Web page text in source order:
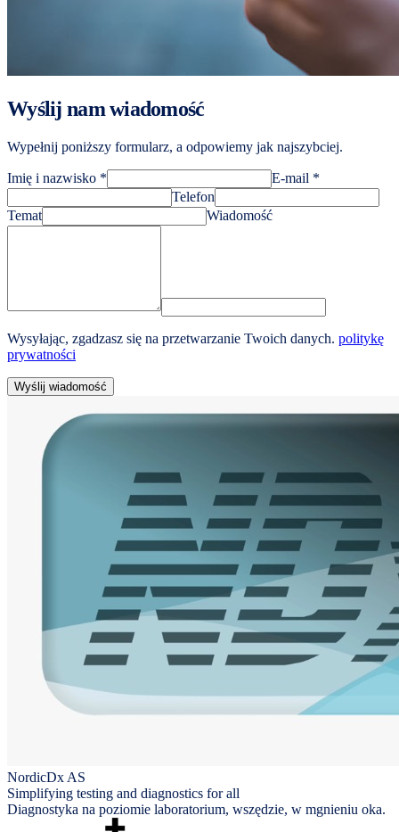
Wyślij nam wiadomość
Wypełnij poniższy formularz, a odpowiemy jak najszybciej.
Imię i nazwisko * E-mail *
Telefon
Temat
Wiadomość
Wysyłając, zgadzasz się na przetwarzanie Twoich danych. politykę
prywatności
Wyślij wiadomość
NordicDx AS
Simplifying testing and diagnostics for all
Diagnostyka na poziomie laboratorium, wszędzie, w mgnieniu oka.